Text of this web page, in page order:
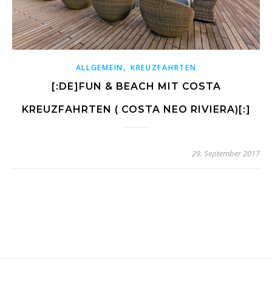
ALLGEMEIN, KREUZFAHRTEN
[:DE]FUN & BEACH MIT COSTA
KREUZFAHRTEN ( COSTA NEO RIVIERA)[:]
29. September 2017